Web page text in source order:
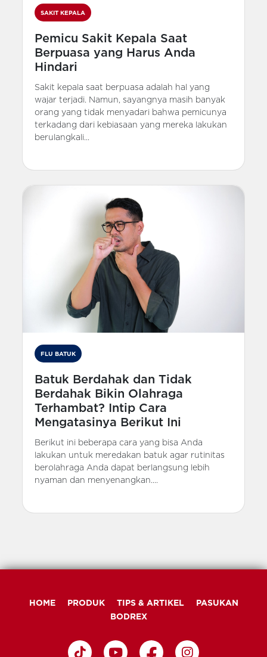
SAKIT KEPALA
Pemicu Sakit Kepala Saat
Berpuasa yang Harus Anda
Hindari
Sakit kepala saat berpuasa adalah hal yang
wajar terjadi. Namun, sayangnya masih banyak
orang yang tidak menyadari bahwa pemicunya
terkadang dari kebiasaan yang mereka lakukan
berulangkali...
FLU BATUK
Batuk Berdahak dan Tidak
Berdahak Bikin Olahraga
Terhambat? Intip Cara
Mengatasinya Berikut Ini
Berikut ini beberapa cara yang bisa Anda
lakukan untuk meredakan batuk agar rutinitas
berolahraga Anda dapat berlangsung lebih
nyaman dan menyenangkan....
HOME PRODUK TIPS & ARTIKEL
PASUKAN
BODREX